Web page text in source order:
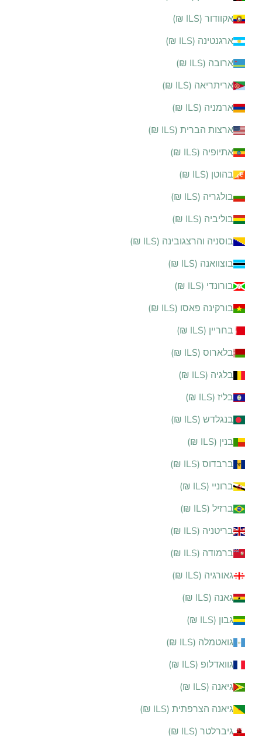
אקוודור (ILS ₪)
ארגנטינה (ILS ₪)
ארובה (ILS ₪)
אריתריאה (ILS ₪)
ארמניה (ILS ₪)
ארצות הברית (ILS ₪)
אתיופיה (ILS ₪)
בהוטן (ILS ₪)
בולגריה (ILS ₪)
בוליביה (ILS ₪)
בוסניה והרצגובינה (ILS ₪)
בוצוואנה (ILS ₪)
בורונדי (ILS ₪)
בורקינה פאסו (ILS ₪)
בחריין (ILS ₪)
בלארוס (ILS ₪)
בלגיה (ILS ₪)
בליז (ILS ₪)
בנגלדש (ILS ₪)
בנין (ILS ₪)
ברבדוס (ILS ₪)
ברוניי (ILS ₪)
ברזיל (ILS ₪)
בריטניה (ILS ₪)
ברמודה (ILS ₪)
גאורגיה (ILS ₪)
גאנה (ILS ₪)
גבון (ILS ₪)
גואטמלה (ILS ₪)
גוואדלופ (ILS ₪)
גיאנה (ILS ₪)
גיאנה הצרפתית (ILS ₪)
גיברלטר (ILS ₪)